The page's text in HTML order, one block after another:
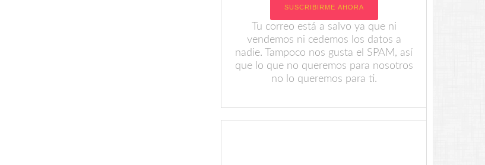
Tu correo está a salvo ya que ni
vendemos ni cedemos los datos a
nadie. Tampoco nos gusta el SPAM, así
que lo que no queremos para nosotros
no lo queremos para ti.